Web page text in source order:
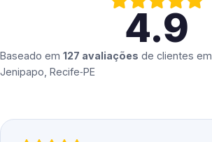
4.9
Baseado em 127 avaliações de clientes em
Jenipapo, Recife‑PE